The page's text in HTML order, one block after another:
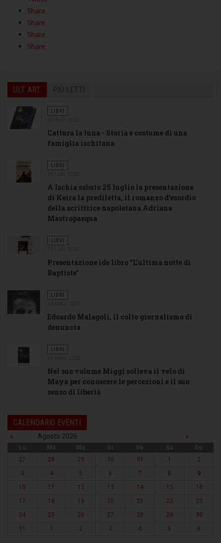
Share
Share
Share
Share
ULT. ART. PIÙ LETTI
LIBRI
Cattura la luna - Storia e costume di una
famiglia ischitana
LIBRI
A Ischia sabato 25 luglio la presentazione
di Keira la prediletta, il romanzo d’esordio
della scrittrice napoletana Adriana
Mastropasqua
LIBRI
Presentazione ide libro “L’ultima notte di
Baptiste”
LIBRI
Edoardo Malagoli, il colto giornalismo di
denuncia
LIBRI
Nel suo volume Miggi solleva il velo di
Maya per conoscere le percezioni e il suo
senso di libertà
CALENDARIO EVENTI
« Agosto 2026 »
Lu Ma Me Gi Ve Sa
Do
27
28 29 30 31 1
2
3
4 5 6 7 8
9
10
11 12 13 14 15
16
17
18 19 20 21 22
23
24
25 26 27 28 29
30
31
1 2 3 4 5 6